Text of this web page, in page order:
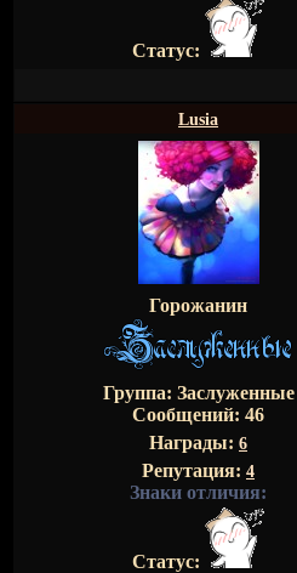
Статус:
Lusia
Горожанин
Группа: Заслуженные
Сообщений: 46
Награды: 6
Репутация: 4
Знаки отличия:
Статус: